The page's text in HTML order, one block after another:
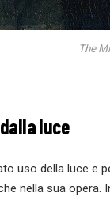
The
luce
uso della luce e
nella sua opera.